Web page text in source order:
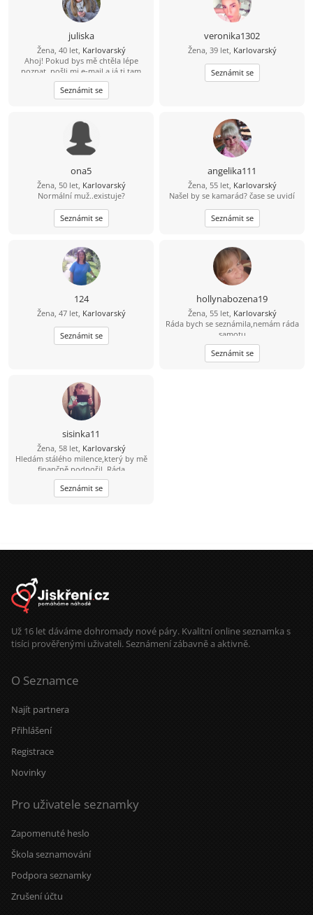
juliska
Žena, 40 let, Karlovarský
Ahoj! Pokud bys mě chtěla lépe
poznat, pošli mi e-mail a já ti tam
odpovím. Nejsem tu často, takže si
na tvůj e-mail počkám, abych tě lépe
poznala.
Seznámit se
veronika1302
Žena, 39 let, Karlovarský
Seznámit se
ona5
Žena, 50 let, Karlovarský
Normální muž..existuje?
Seznámit se
angelika111
Žena, 55 let, Karlovarský
Našel by se kamarád? čase se uvidí
Seznámit se
124
Žena, 47 let, Karlovarský
Seznámit se
hollynabozena19
Žena, 55 let, Karlovarský
Ráda bych se seznámila,nemám ráda
samotu
Seznámit se
sisinka11
Žena, 58 let, Karlovarský
Hledám stálého milence,který by mě
finančně podpořil. Ráda
uvařím,upeču.
Seznámit se
Už 16 let dáváme dohromady nové páry. Kvalitní online seznamka s
tisíci prověřenými uživateli. Seznámení zábavně a aktivně.
O Seznamce
Najít partnera
Přihlášení
Registrace
Novinky
Pro uživatele seznamky
Zapomenuté heslo
Škola seznamování
Podpora seznamky
Zrušení účtu